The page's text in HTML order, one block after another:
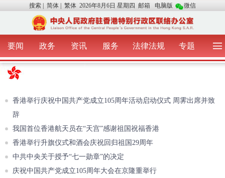
搜索 简体 繁体 2026年8月6日 星期四 邮箱 电脑版 微信
要闻 政务 资讯 服务 法律法规 专题
首 页 图 片 视 频
中央声音
我办动态
办证指引
香港举行庆祝中国共产党成立105周年活动启动仪式 周霁出席并致
辞
我国首位香港航天员在“天宫”感谢祖国祝福香港
香港举行升旗仪式和酒会庆祝回归祖国29周年
中共中央关于授予“七一勋章”的决定
庆祝中国共产党成立105周年大会在京隆重举行